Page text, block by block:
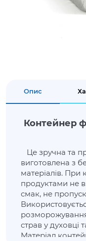
Опис
Контейнер
Це зручна та
виготовлена з
матеріалів. При
продуктами не
смак, не
страв у духовці
Матеріал